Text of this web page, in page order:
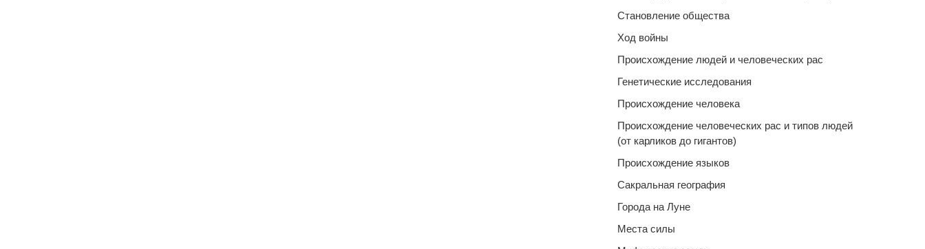
Становление общества
Ход войны
Происхождение людей и человеческих рас
Генетические исследования
Происхождение человека
Происхождение человеческих рас и типов людей
(от карликов до гигантов)
Происхождение языков
Сакральная география
Города на Луне
Места силы